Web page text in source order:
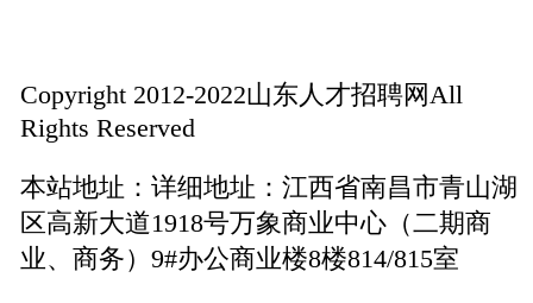
Copyright 2012-2022山东人才招聘网All
Rights Reserved
本站地址： 详细地址：江西省南昌市青山湖
区高新大道1918号万象商业中心（二期商
业、商务）9#办公商业楼8楼814/815室